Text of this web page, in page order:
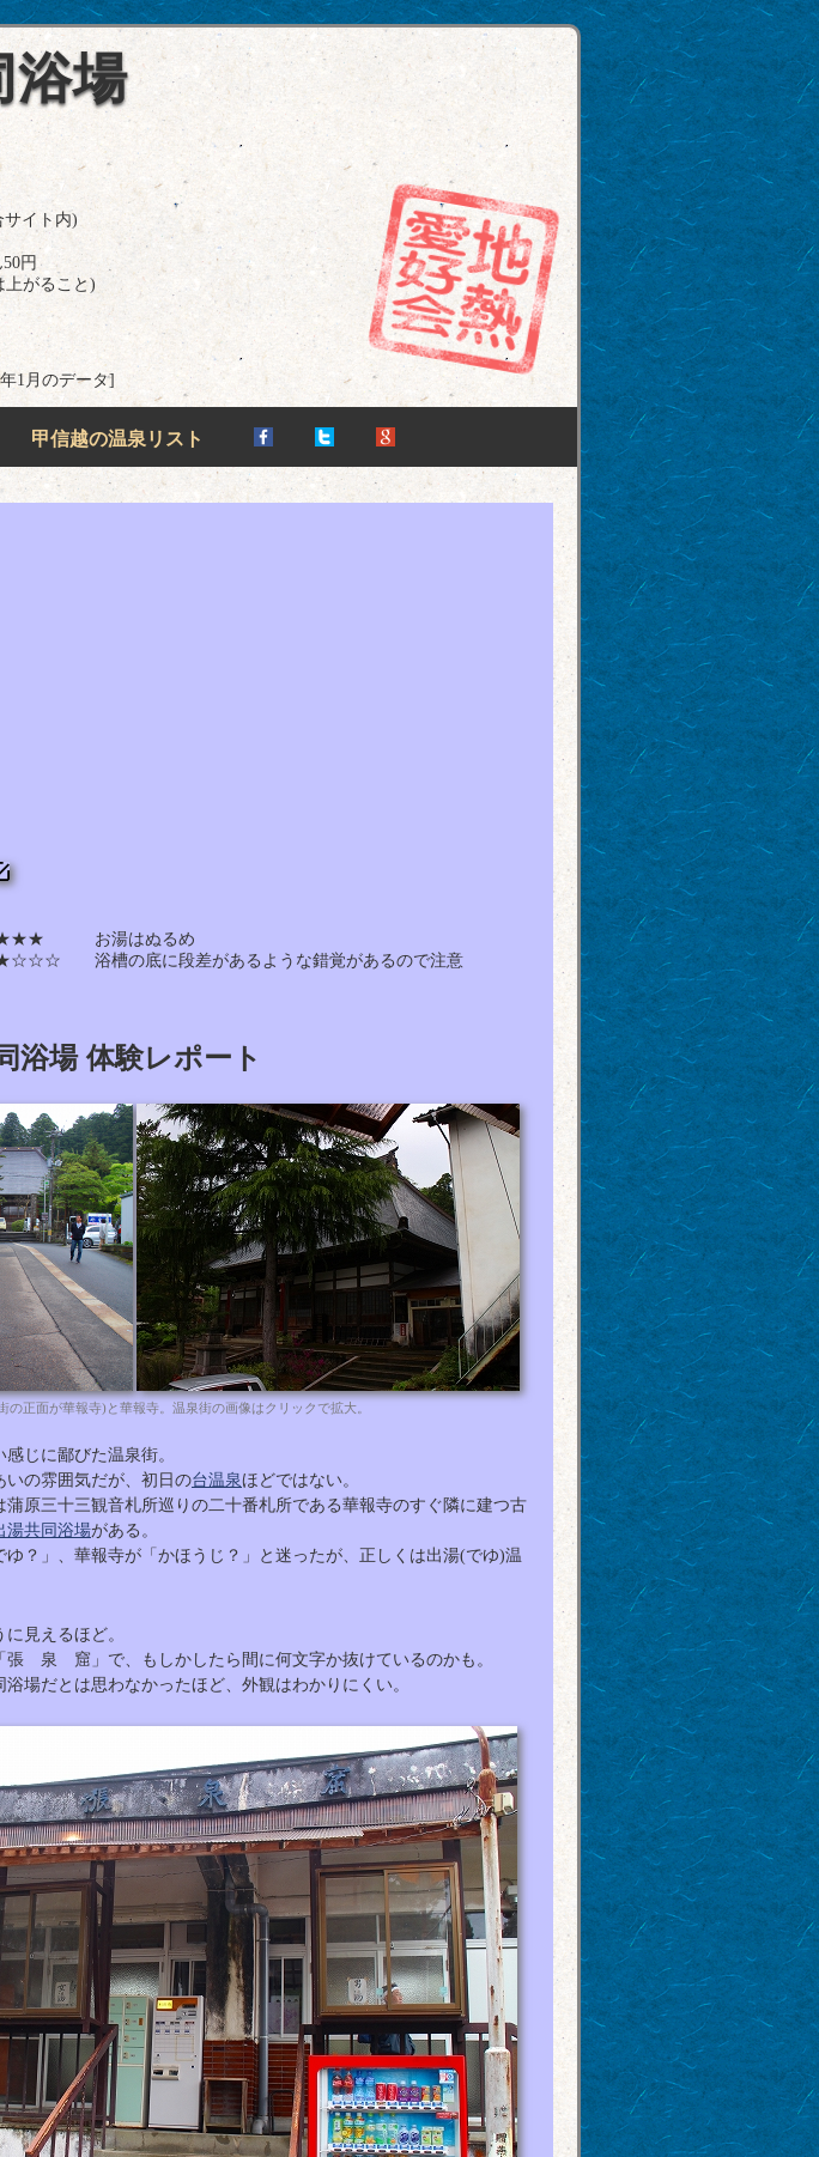
浴場
イト内)
円
がること)
1月のデータ]
甲信越の温泉リスト
お湯はぬるめ
浴槽の底に段差があるような錯覚があるので注意
浴場 体験レポート
の正面が華報寺)と華報寺。温泉街の画像はクリックで拡大。
じに鄙びた温泉街。
いの雰囲気だが、初日の台温泉ほどではない。
原三十三観音札所巡りの二十番札所である華報寺のすぐ隣に建つ古
湯共同浴場がある。
？」、華報寺が「かほうじ？」と迷ったが、正しくは出湯(でゆ)温
見えるほど。
泉 窟」で、もしかしたら間に何文字か抜けているのかも。
場だとは思わなかったほど、外観はわかりにくい。